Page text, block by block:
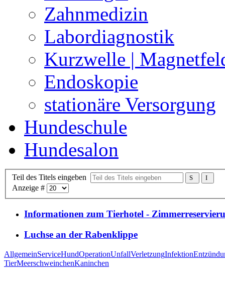
Zahnmedizin
Labordiagnostik
Kurzwelle |
Endoskopie
stationäre Versorgung
Hundeschule
Hundesalon
Teil des Titels eingeben
Anzeige #
Informationen zum Tierhotel -
Luchse an der Rabenklippe
AllgemeinServiceHundOperationUnfallVerletzungInfektion
TierMeerschweinchenKaninchen